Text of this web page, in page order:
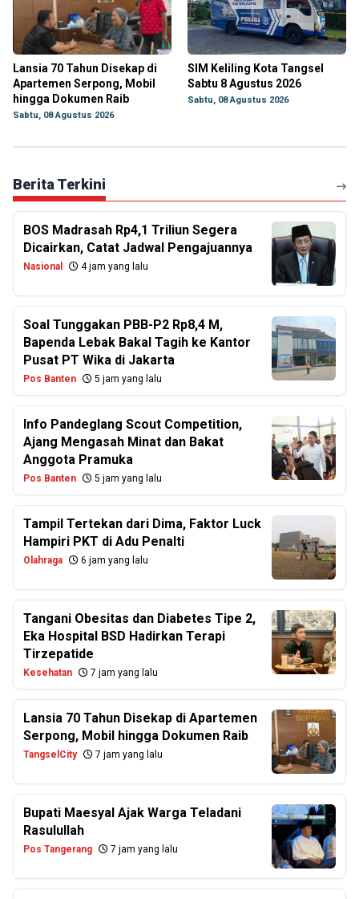
Lansia 70 Tahun Disekap di
Apartemen Serpong, Mobil
hingga Dokumen Raib
Sabtu, 08 Agustus 2026
SIM Keliling Kota Tangsel
Sabtu 8 Agustus 2026
Sabtu, 08 Agustus 2026
Berita Terkini
BOS Madrasah Rp4,1 Triliun Segera
Dicairkan, Catat Jadwal Pengajuannya
Nasional 4 jam yang lalu
Soal Tunggakan PBB-P2 Rp8,4 M,
Bapenda Lebak Bakal Tagih ke Kantor
Pusat PT Wika di Jakarta
Pos Banten 5 jam yang lalu
Info Pandeglang Scout Competition,
Ajang Mengasah Minat dan Bakat
Anggota Pramuka
Pos Banten 5 jam yang lalu
Tampil Tertekan dari Dima, Faktor Luck
Hampiri PKT di Adu Penalti
Olahraga 6 jam yang lalu
Tangani Obesitas dan Diabetes Tipe 2,
Eka Hospital BSD Hadirkan Terapi
Tirzepatide
Kesehatan 7 jam yang lalu
Lansia 70 Tahun Disekap di Apartemen
Serpong, Mobil hingga Dokumen Raib
TangselCity 7 jam yang lalu
Bupati Maesyal Ajak Warga Teladani
Rasulullah
Pos Tangerang 7 jam yang lalu